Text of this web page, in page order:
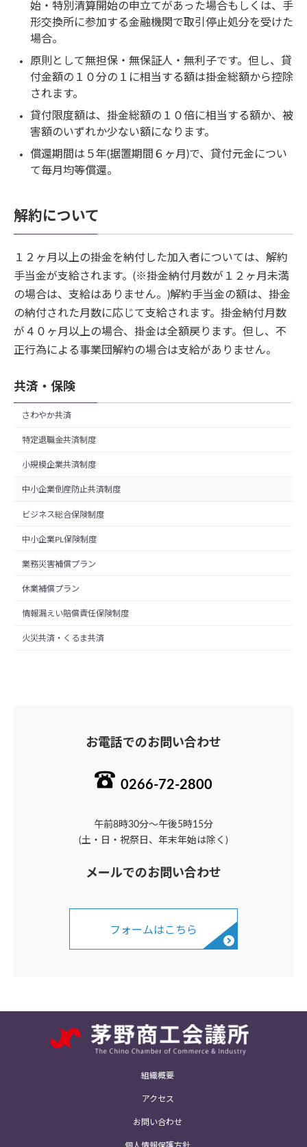
始・特別清算開始の申立てがあった場合もしくは、手
形交換所に参加する金融機関で取引停止処分を受けた
場合。
原則として無担保・無保証人・無利子です。但し、貸
付金額の１０分の１に相当する額は掛金総額から控除
されます。
貸付限度額は、掛金総額の１０倍に相当する額か、被
害額のいずれか少ない額になります。
償還期間は５年(据置期間６ヶ月)で、貸付元金につい
て毎月均等償還。
解約について
１２ヶ月以上の掛金を納付した加入者については、解約
手当金が支給されます。(※掛金納付月数が１２ヶ月未満
の場合は、支給はありません。)解約手当金の額は、掛金
の納付された月数に応じて支給されます。掛金納付月数
が４０ヶ月以上の場合、掛金は全額戻ります。但し、不
正行為による事業団解約の場合は支給がありません。
共済・保険
さわやか共済
特定退職金共済制度
小規模企業共済制度
中小企業倒産防止共済制度
ビジネス総合保険制度
中小企業PL保険制度
業務災害補償プラン
休業補償プラン
情報漏えい賠償責任保険制度
火災共済・くるま共済
お電話でのお問い合わせ
0266-72-2800
午前8時30分～午後5時15分
(土・日・祝祭日、年末年始は除く)
メールでのお問い合わせ
フォームはこちら
組織概要
アクセス
お問い合わせ
個人情報保護方針